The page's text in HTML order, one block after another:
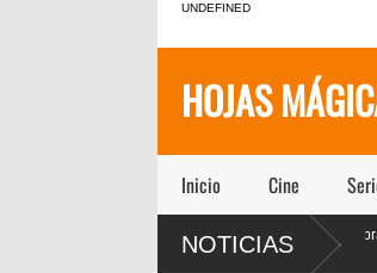
UNDEFINED
HOJAS
Inicio Cine
NOTICIAS
[Cine] Una deslumbrante
fábula ecológica